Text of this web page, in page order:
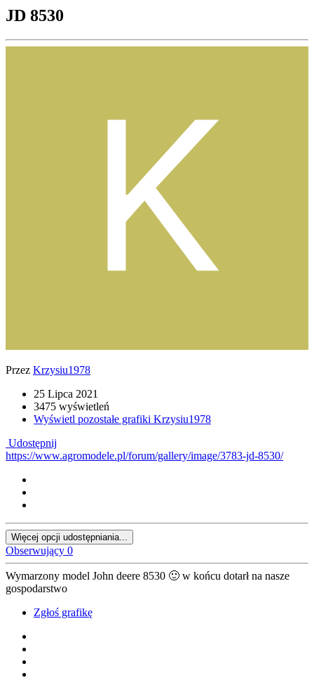
JD 8530
Przez Krzysiu1978
25 Lipca 2021
3475 wyświetleń
Wyświetl pozostałe grafiki Krzysiu1978
Udostępnij
https://www.agromodele.pl/forum/gallery/image/3783-jd-8530/
Więcej opcji udostępniania...
Obserwujący 0
Wymarzony model John deere 8530 🙂 w końcu dotarł na nasze
gospodarstwo
Zgłoś grafikę